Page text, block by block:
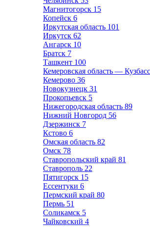
Магнитогорск 15
Копейск 6
Иркутская область 101
Иркутск 62
Ангарск 10
Братск 7
Ташкент 100
Кемеровская область — Кузбасс
Кемерово 36
Новокузнецк 31
Прокопьевск 5
Нижегородская область 89
Нижний Новгород 56
Дзержинск 7
Кстово 6
Омская область 82
Омск 78
Ставропольский край 81
Ставрополь 22
Пятигорск 15
Ессентуки 6
Пермский край 80
Пермь 51
Соликамск 5
Чайковский 4